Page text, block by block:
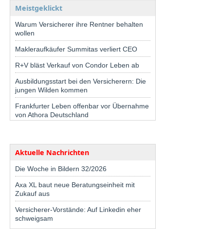
Meistgeklickt
Warum Versicherer ihre Rentner behalten
wollen
Makleraufkäufer Summitas verliert CEO
R+V bläst Verkauf von Condor Leben ab
Ausbildungsstart bei den Versicherern: Die
jungen Wilden kommen
Frankfurter Leben offenbar vor Übernahme
von Athora Deutschland
Aktuelle Nachrichten
Die Woche in Bildern 32/2026
Axa XL baut neue Beratungseinheit mit
Zukauf aus
Versicherer-Vorstände: Auf Linkedin eher
schweigsam